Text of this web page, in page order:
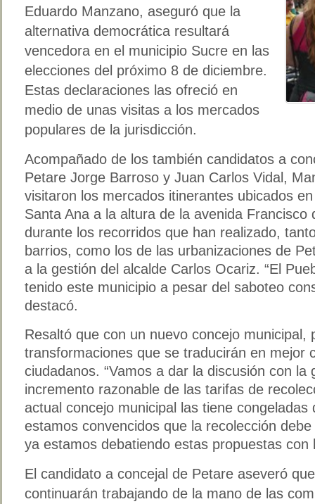
Eduardo Manzano, aseguró que la
alternativa democrática resultará
vencedora en el municipio Sucre en las
elecciones del próximo 8 de diciembre.
Estas declaraciones las ofreció en
medio de unas visitas a los mercados
populares de la jurisdicción.
Acompañado de los también candidatos a
Petare Jorge Barroso y Juan Carlos Vidal,
visitaron los mercados itinerantes ubicados
Santa Ana a la altura de la avenida Francisco
durante los recorridos que han realizado,
barrios, como los de las urbanizaciones de
a la gestión del alcalde Carlos Ocariz. “El
tenido este municipio a pesar del saboteo
destacó.
Resaltó que con un nuevo concejo municipal,
transformaciones que se traducirán en mejor
ciudadanos. “Vamos a dar la discusión con la
incremento razonable de las tarifas de
actual concejo municipal las tiene
estamos convencidos que la recolección
ya estamos debatiendo estas propuestas con
El candidato a concejal de Petare aseveró
continuarán trabajando de la mano de las